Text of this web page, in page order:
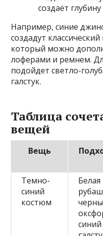
создаёт
Например, синие
создадут
который можно
лоферами и ремнем.
подойдет светло-
галстук.
Таблица
вещей
Вещь
Темно-
синий
костюм
Белая
синий